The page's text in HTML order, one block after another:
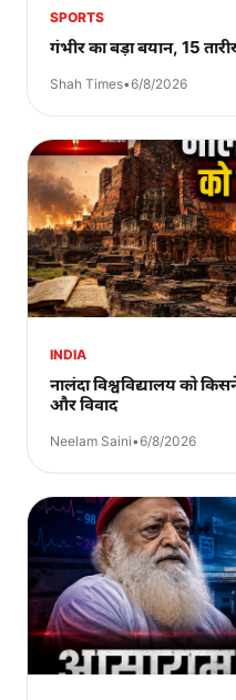
SPORTS
गंभीर का बड़ा बयान, 15
Shah Times•6/8/2026
INDIA
नालंदा विश्वविद्यालय को
और विवाद
Neelam Saini•6/8/2026